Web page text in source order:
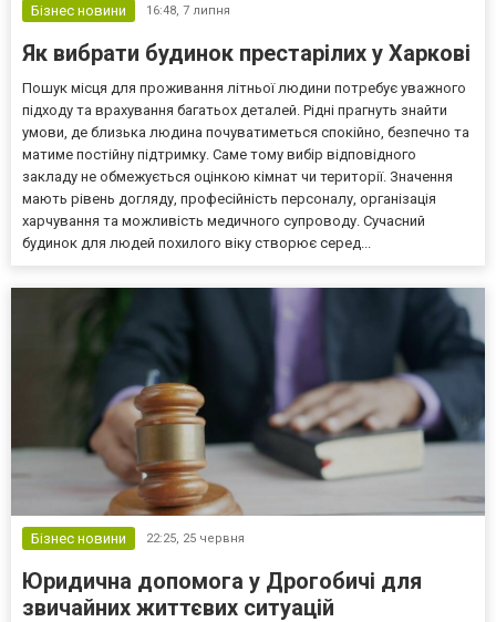
Бізнес новини
16:48, 7 липня
Як вибрати будинок престарілих у Харкові
Пошук місця для проживання літньої людини потребує уважного
підходу та врахування багатьох деталей. Рідні прагнуть знайти
умови, де близька людина почуватиметься спокійно, безпечно та
матиме постійну підтримку. Саме тому вибір відповідного
закладу не обмежується оцінкою кімнат чи території. Значення
мають рівень догляду, професійність персоналу, організація
харчування та можливість медичного супроводу. Сучасний
будинок для людей похилого віку створює серед...
Бізнес новини 22:25, 25 червня
Юридична допомога у Дрогобичі для
звичайних життєвих ситуацій